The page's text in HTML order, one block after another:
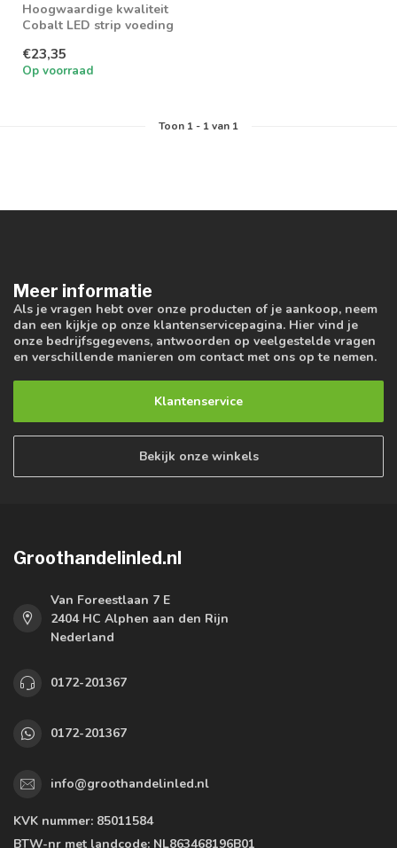
Hoogwaardige kwaliteit
Cobalt LED strip voeding
€23,35
Op voorraad
Toon 1- 1van 1
Meer informatie
Als je vragen hebt over onze producten of je aankoop, neem
dan een kijkje op onze klantenservicepagina. Hier vind je
onze bedrijfsgegevens, antwoorden op veelgestelde vragen
en verschillende manieren om contact met ons op te nemen.
Klantenservice
Bekijk onze winkels
Groothandelinled.nl
Van Foreestlaan 7 E
2404 HC Alphen aan den Rijn
Nederland
0172-201367
0172-201367
info@groothandelinled.nl
KVK nummer: 85011584
BTW-nr met landcode: NL863468196B01